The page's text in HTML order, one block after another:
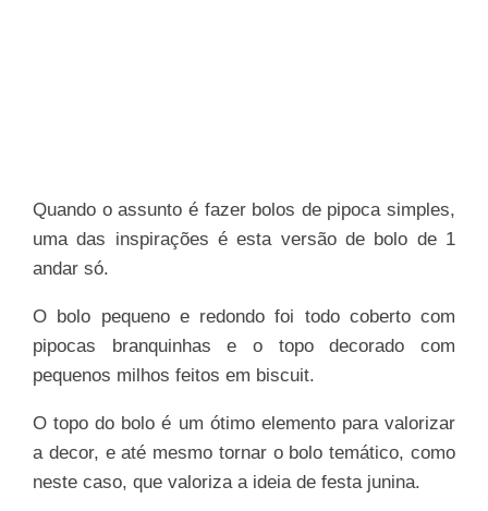
Quando o assunto é fazer bolos de pipoca simples,
uma das inspirações é esta versão de bolo de 1
andar só.
O bolo pequeno e redondo foi todo coberto com
pipocas branquinhas e o topo decorado com
pequenos milhos feitos em biscuit.
O topo do bolo é um ótimo elemento para valorizar
a decor, e até mesmo tornar o bolo temático, como
neste caso, que valoriza a ideia de festa junina.